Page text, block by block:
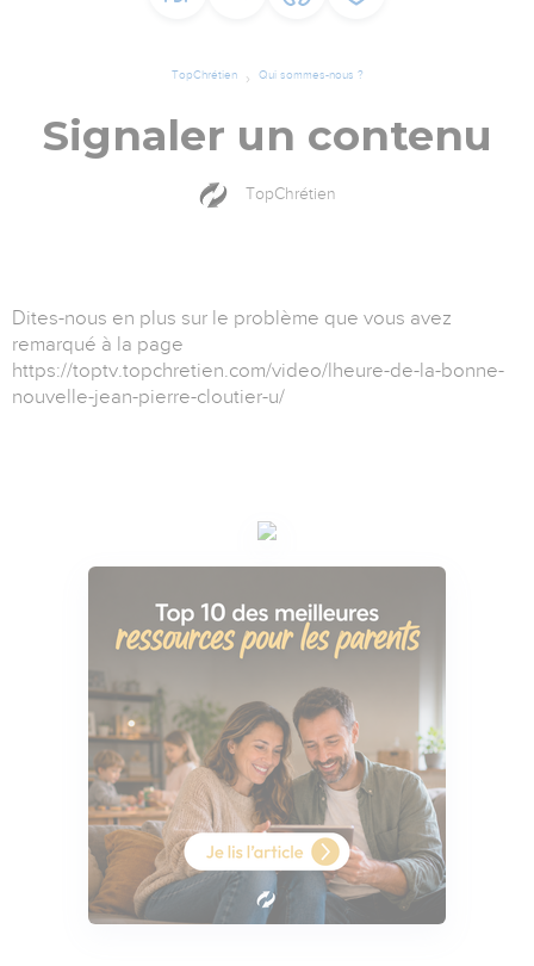
TopChrétien Qui sommes-nous ?
Signaler un contenu
TopChrétien
Dites-nous en plus sur le problème que vous avez
remarqué à la page
https://toptv.topchretien.com/video/lheure-de-la-bonne-
nouvelle-jean-pierre-cloutier-u/